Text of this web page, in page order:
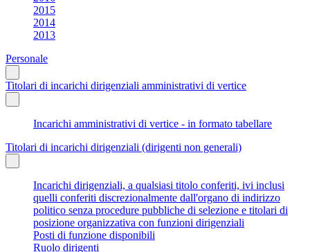
2015
2014
2013
Personale
Titolari di incarichi dirigenziali amministrativi di vertice
Incarichi amministrativi di vertice - in formato tabellare
Titolari di incarichi dirigenziali (dirigenti non generali)
Incarichi dirigenziali, a qualsiasi titolo conferiti, ivi inclusi
quelli conferiti discrezionalmente dall'organo di indirizzo
politico senza procedure pubbliche di selezione e titolari di
posizione organizzativa con funzioni dirigenziali
Posti di funzione disponibili
Ruolo dirigenti